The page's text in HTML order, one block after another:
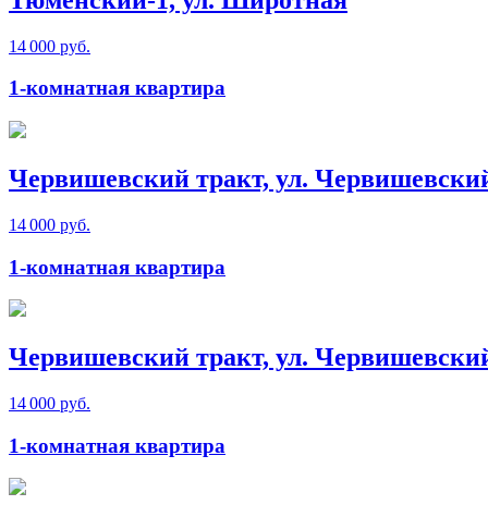
14 000 руб.
1-комнатная квартира
Червишевский тракт, ул.
14 000 руб.
1-комнатная квартира
Червишевский тракт, ул.
14 000 руб.
1-комнатная квартира